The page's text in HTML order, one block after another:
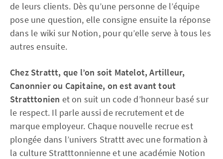
de leurs clients. Dès qu’une personne de l’équipe
pose une question, elle consigne ensuite la réponse
dans le wiki sur Notion, pour qu’elle serve à tous les
autres ensuite.
Chez Strattt, que l’on soit Matelot, Artilleur,
Canonnier ou Capitaine, on est avant tout
Stratttonien et on suit un code d’honneur basé sur
le respect. Il parle aussi de recrutement et de
marque employeur. Chaque nouvelle recrue est
plongée dans l’univers Strattt avec une formation à
la culture Stratttonnienne et une académie Notion